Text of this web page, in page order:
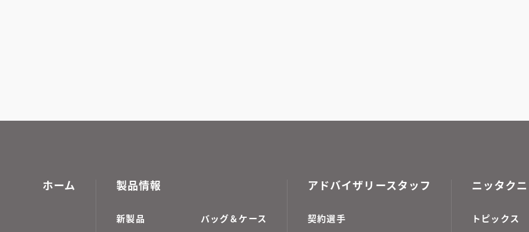
ホーム 製品情報
新製品
バッグ＆ケース
アドバイザリースタッフ
契約選手
ニッタク
トピックス